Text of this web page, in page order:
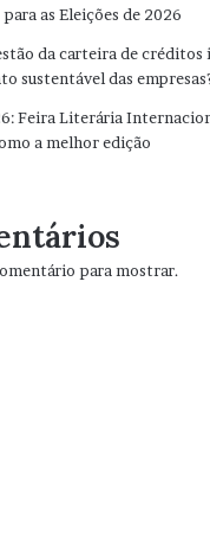
as Eleições de 2026
da carteira de créditos
sustentável das
Feira Literária
a melhor edição
para mostrar.